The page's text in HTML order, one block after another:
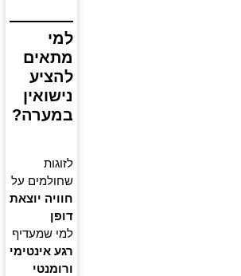
למי
מתאים
להציע
נישואין
במערה?
לזוגות
שחולמים על
חוויה יוצאת
דופן
למי שמעדיף
רגע אינטימי
ורומנטי